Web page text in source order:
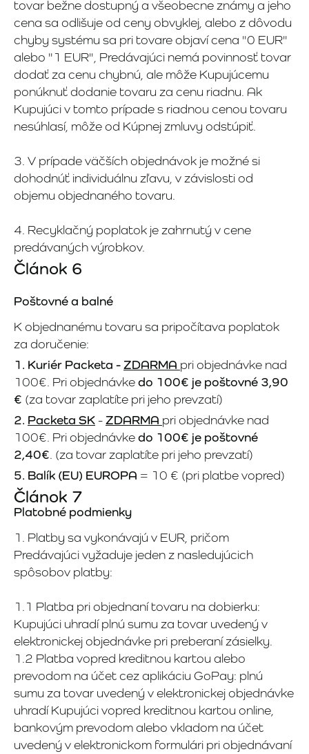
tovar bežne dostupný a všeobecne známy a jeho
cena sa odlišuje od ceny obvyklej, alebo z dôvodu
chyby systému sa pri tovare objaví cena "0 EUR"
alebo "1 EUR", Predávajúci nemá povinnosť tovar
dodať za cenu chybnú, ale môže Kupujúcemu
ponúknuť dodanie tovaru za cenu riadnu. Ak
Kupujúci v tomto prípade s riadnou cenou tovaru
nesúhlasí, môže od Kúpnej zmluvy odstúpiť.
3. V prípade väčších objednávok je možné si
dohodnúť individuálnu zľavu, v závislosti od
objemu objednaného tovaru.
4. Recyklačný poplatok je zahrnutý v cene
predávaných výrobkov.
Článok 6
Poštovné a balné
K objednanému tovaru sa pripočítava poplatok
za doručenie:
1. Kuriér Packeta -ZDARMA pri objednávke nad
100€. Pri objednávkedo 100€ je poštovné 3,90
€ (za tovar zaplatíte pri jeho prevzatí)
2. Packeta SK-ZDARMA pri objednávke nad
100€. Pri objednávkedo 100€ je poštovné
2,40€. (za tovar zaplatíte pri jeho prevzatí)
5. Balík (EU) EUROPA = 10 € (pri platbe vopred)
Článok 7
Platobné podmienky
1. Platby sa vykonávajú v EUR, pričom
Predávajúci vyžaduje jeden z nasledujúcich
spôsobov platby:
1.1 Platba pri objednaní tovaru na dobierku:
Kupujúci uhradí plnú sumu za tovar uvedený v
elektronickej objednávke pri preberaní zásielky.
1.2 Platba vopred kreditnou kartou alebo
prevodom na účet cez aplikáciu GoPay: plnú
sumu za tovar uvedený v elektronickej objednávke
uhradí Kupujúci vopred kreditnou kartou online,
bankovým prevodom alebo vkladom na účet
uvedený v elektronickom formulári pri objednávaní